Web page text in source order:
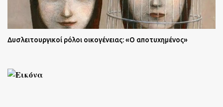
Δυσλειτουργικοί ρόλοι οικογένειας: «Ο αποτυχημένος»